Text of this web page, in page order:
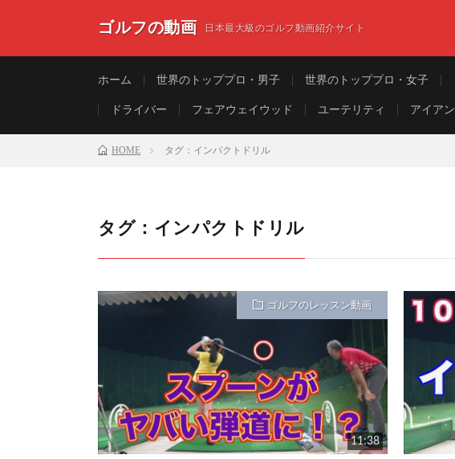
ゴルフの動画 日本最大級のゴルフ動画紹介サイト
ホーム 世界のトッププロ・男子 世界のトッププロ・女子
ドライバー フェアウェイウッド ユーテリティ アイアン
HOME タグ：インパクトドリル
タグ：インパクトドリル
ゴルフのレッスン動画
11:38